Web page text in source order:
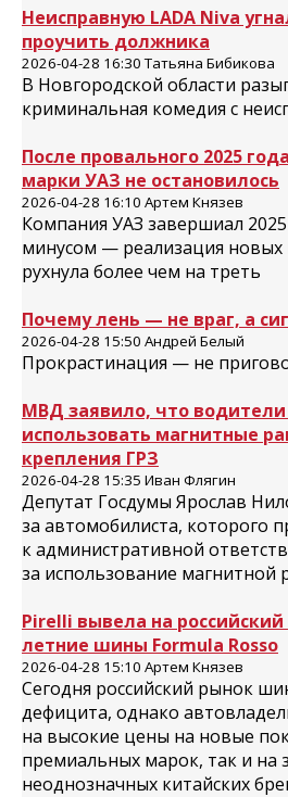
Неисправную LADA Niva
проучить должника
2026-04-28 16:30 Татьяна Бибикова
В Новгородской области
криминальная комедия с
После провального 2025
марки УАЗ не остановилось
2026-04-28 16:10 Артем Князев
Компания УАЗ завершиал
минусом — реализация
рухнула более чем на треть
Почему лень — не враг, а
2026-04-28 15:50 Андрей Белый
Прокрастинация — не
МВД заявило, что водители
использовать магнитные
крепления ГРЗ
2026-04-28 15:35 Иван Флягин
Депутат Госдумы Ярослав
за автомобилиста, которого
к административной
за использование магнитной
Pirelli вывела на
летние шины Formula Rosso
2026-04-28 15:10 Артем Князев
Сегодня российский рынок
дефицита, однако
на высокие цены на новые
премиальных марок, так и на
неоднозначных китайских